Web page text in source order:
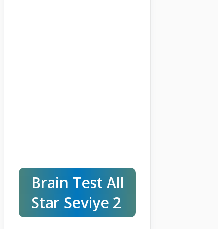
Brain Test All
Star Seviye 2